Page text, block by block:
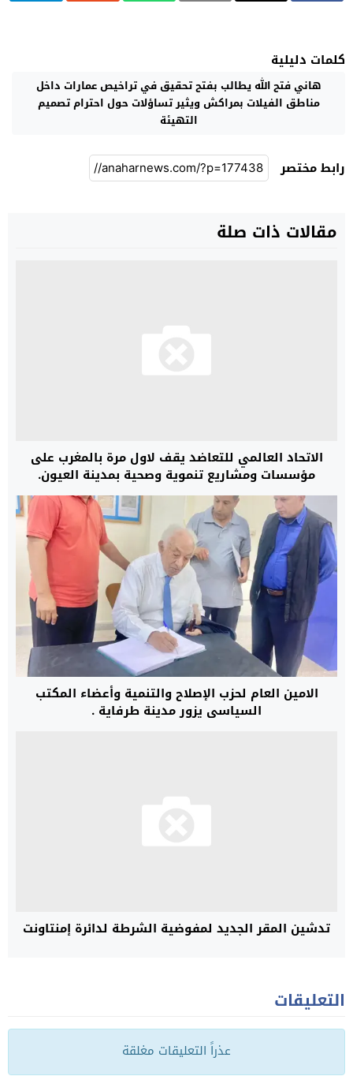
كلمات دليلية
هاني فتح الله يطالب بفتح تحقيق في تراخيص عمارات داخل
مناطق الفيلات بمراكش ويثير تساؤلات حول احترام تصميم
التهيئة
رابط مختصر
مقالات ذات صلة
الاتحاد العالمي للتعاضد يقف لاول مرة بالمغرب على
مؤسسات ومشاريع تنموية وصحية بمدينة العيون.
الامين العام لحزب الإصلاح والتنمية وأعضاء المكتب
السياسي يزور مدينة طرفاية .
تدشين المقر الجديد لمفوضية الشرطة لدائرة إمنتاونت
التعليقات
عذراً التعليقات مغلقة